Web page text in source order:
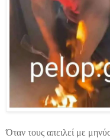
Όταν τους απειλεί με